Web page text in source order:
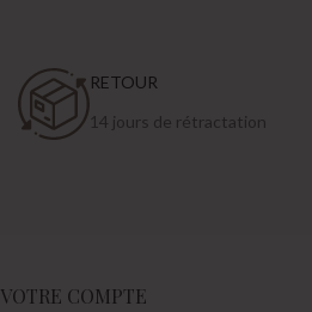
RETOUR
14 jours de rétractation
VOTRE COMPTE